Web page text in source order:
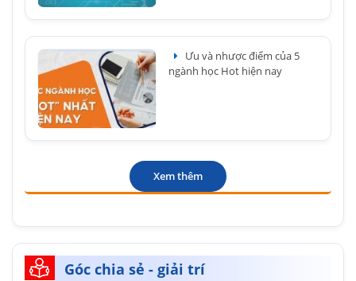
Ưu và nhược điểm của 5
ngành học Hot hiện nay
Xem thêm
Góc chia sẻ - giải trí